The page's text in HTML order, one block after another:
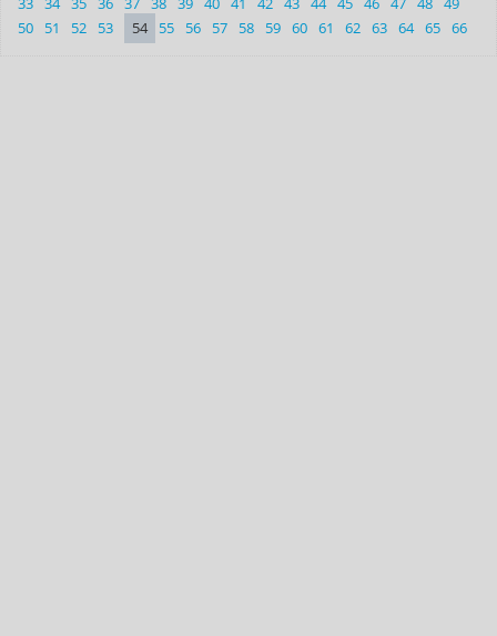
33 34 35 36 37 38 39 40 41 42 43 44 45 46 47 48 49
50
51 52 53 54 55 56 57 58 59 60 61 62 63 64 65 66